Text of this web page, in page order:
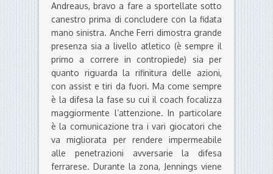
Andreaus, bravo a fare a sportellate sotto
canestro prima di concludere con la fidata
mano sinistra. Anche Ferri dimostra grande
presenza sia a livello atletico (è sempre il
primo a correre in contropiede) sia per
quanto riguarda la rifinitura delle azioni,
con assist e tiri da fuori. Ma come sempre
è la difesa la fase su cui il coach focalizza
maggiormente l’attenzione. In particolare
è la comunicazione tra i vari giocatori che
va migliorata per rendere impermeabile
alle penetrazioni avversarie la difesa
ferrarese. Durante la zona, Jennings viene